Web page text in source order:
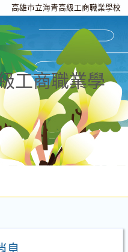
高雄市立海青高級工商職業學校
工商職業學